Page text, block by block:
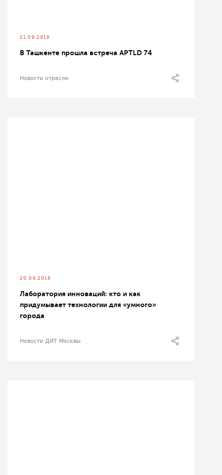
21.09.2018
В Ташкенте прошла встреча APTLD 74
Новости отрасли
20.09.2018
Лаборатория инноваций: кто и как
придумывает технологии для «умного»
города
Новости ДИТ Москвы